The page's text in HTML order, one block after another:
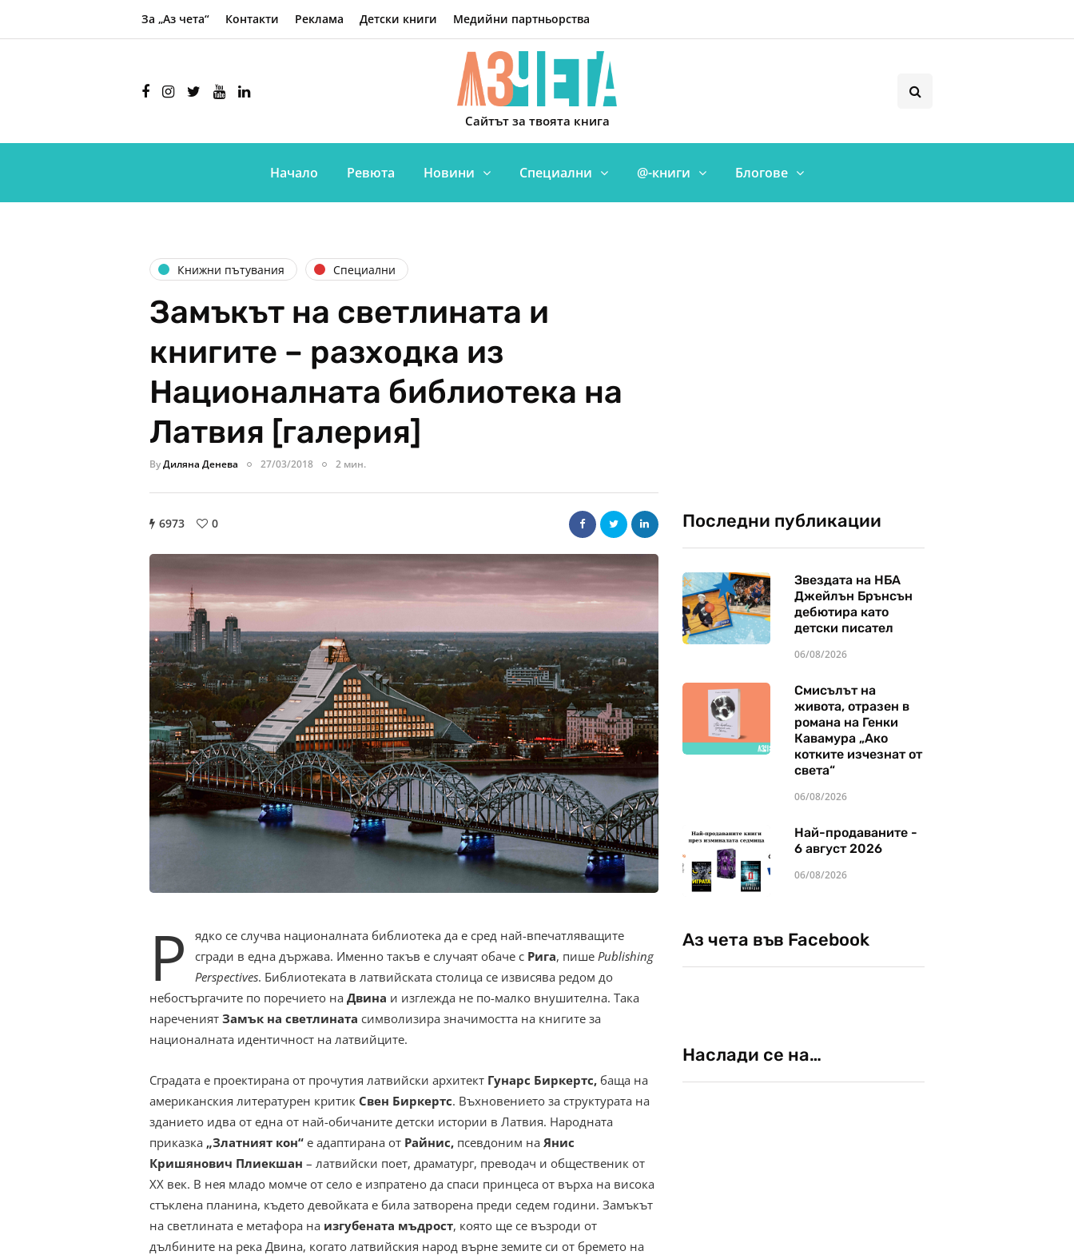
За „Аз чета“ Контакти Реклама Детски книги Медийни партньорства
Сайтът за твоята книга
Начало Ревюта Новини Специални @-книги Блогове
Книжни пътувания Специални
Замъкът на светлината и
книгите – разходка из
Националната библиотека на
Латвия [галерия]
ByДиляна Денева 27/03/2018 2 мин.
6973 0
Р
ядко се случва националната библиотека да е сред най-впечатляващите
сгради в една държава. Именно такъв е случаят обаче с Рига, пише Publishing
Perspectives. Библиотеката в латвийската столица се извисява редом до
небостъргачите по поречието на Двина и изглежда не по-малко внушителна. Така
нареченият Замък на светлината символизира значимостта на книгите за
националната идентичност на латвийците.
Сградата е проектирана от прочутия латвийски архитект Гунарс Биркертс, баща на
американския литературен критик Свен Биркертс. Въхновението за структурата на
зданието идва от една от най-обичаните детски истории в Латвия. Народната
приказка „Златният кон“ е адаптирана от Райнис, псевдоним на Янис
Кришянович Плиекшан – латвийски поет, драматург, преводач и общественик от
XX век. В нея младо момче от село е изпратено да спаси принцеса от върха на висока
стъклена планина, където девойката е била затворена преди седем години. Замъкът
на светлината е метафора на изгубената мъдрост, която ще се възроди от
дълбините на река Двина, когато латвийския народ върне земите си от бремето на
Последни публикации
Звездата на НБА
Джейлън Брънсън
дебютира като
детски писател
06/08/2026
Смисълът на
живота, отразен в
романа на Генки
Кавамура „Ако
котките изчезнат от
света“
06/08/2026
Най-продаваните -
6 август 2026
06/08/2026
Аз чета във Facebook
Наслади се на…